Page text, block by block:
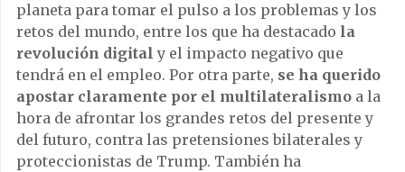
planeta para tomar el pulso a los problemas y los
retos del mundo, entre los que ha destacado la
revolución digital y el impacto negativo que
tendrá en el empleo. Por otra parte, se ha querido
apostar claramente por el multilateralismo a la
hora de afrontar los grandes retos del presente y
del futuro, contra las pretensiones bilaterales y
proteccionistas de Trump. También ha